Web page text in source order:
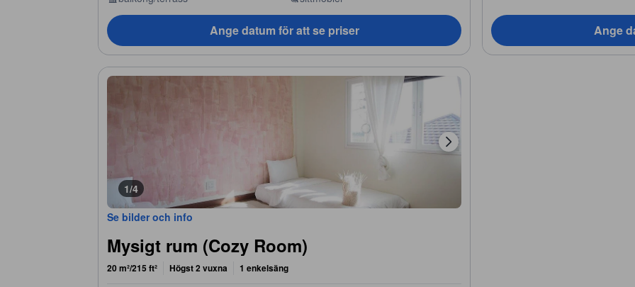
Ange datum för att se priser Ange
1/4
Se bilder och info
Mysigt rum (Cozy Room)
20 m²/215 ft² Högst 2 vuxna 1 enkelsäng